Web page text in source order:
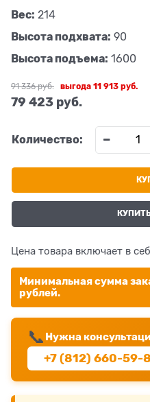
Вес: 214
Высота подхвата: 90
Высота подъема: 1600
91 336 руб.
79 423 руб.
выгода11 913 руб.
Количество:
Цена товара включает в
Минимальная сумма
рублей.
📞 Нужна
+7 (812) 660-59-